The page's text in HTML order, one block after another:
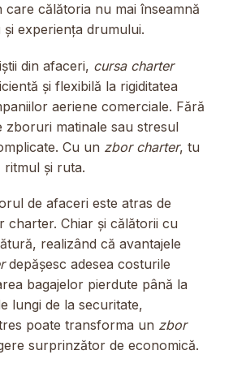
care călătoria nu mai înseamnă
și experiența drumului.
din afaceri, cursa charter
și flexibilă la rigiditatea
aeriene comerciale. Fără
zboruri matinale sau stresul
Cu un zbor charter, tu
și ruta.
de afaceri este atras de
charter. Chiar și călătorii cu
realizând că avantajele
depășesc adesea costurile
bagajelor pierdute până la
lungi de la securitate,
poate transforma un zbor
surprinzător de economică.